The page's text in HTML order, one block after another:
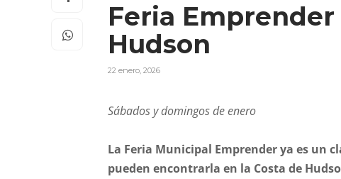
Feria Emprender
Hudson
22 enero, 2026
Sábados y domingos de enero
La Feria Municipal Emprender ya es un
pueden encontrarla en la Costa de